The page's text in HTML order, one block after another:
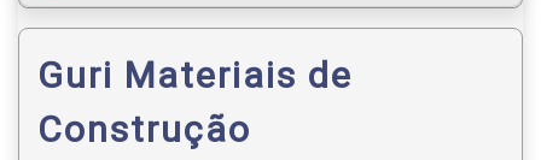
Guri Materiais de
Construção